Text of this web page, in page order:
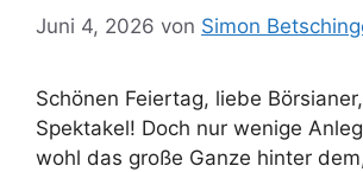
Juni 4, 2026 von Simon
Schönen Feiertag, liebe
Spektakel! Doch nur wenige
wohl das große Ganze hinter